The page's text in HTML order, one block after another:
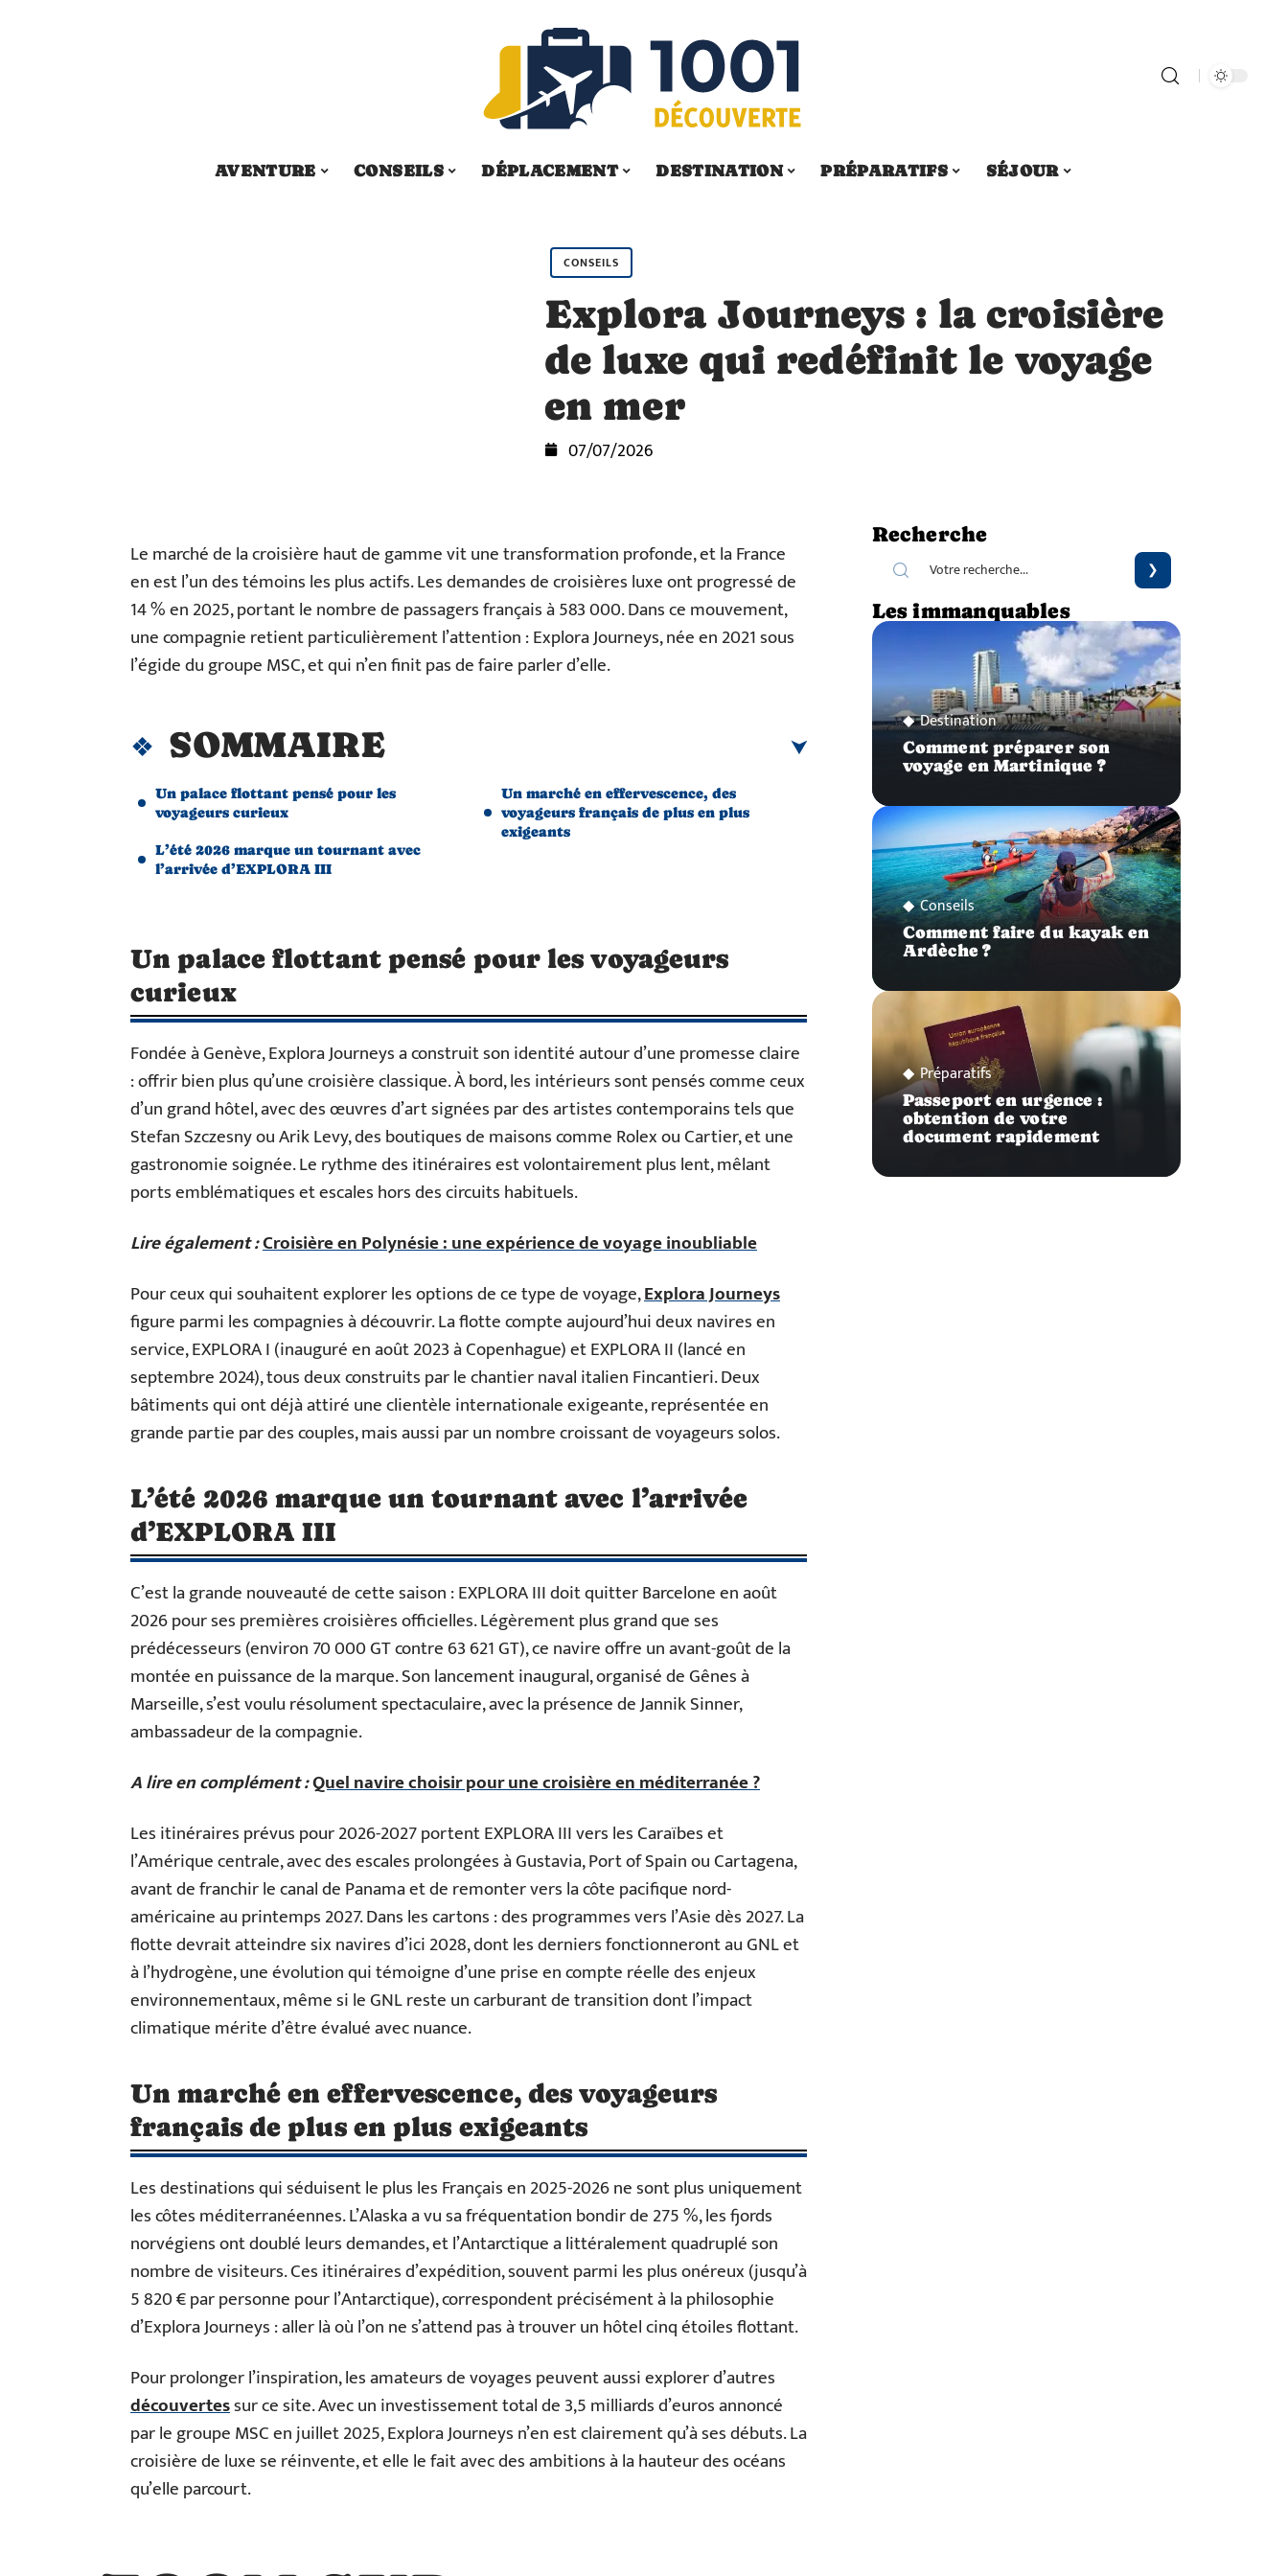
AVENTURE CONSEILS DÉPLACEMENT DESTINATION PRÉPARATIFS SÉJOUR
CONSEILS
Explora Journeys : la croisière
de luxe qui redéfinit le voyage
en mer
07/07/2026
Le marché de la croisière haut de gamme vit une transformation profonde, et la France
en est l’un des témoins les plus actifs. Les demandes de croisières luxe ont progressé de
14 % en 2025, portant le nombre de passagers français à 583 000. Dans ce mouvement,
une compagnie retient particulièrement l’attention : Explora Journeys, née en 2021 sous
l’égide du groupe MSC, et qui n’en finit pas de faire parler d’elle.
SOMMAIRE
Un palace flottant pensé pour les
voyageurs curieux
L’été 2026 marque un tournant avec
l’arrivée d’EXPLORA III
Un marché en effervescence, des
voyageurs français de plus en plus
exigeants
Un palace flottant pensé pour les voyageurs
curieux
Fondée à Genève, Explora Journeys a construit son identité autour d’une promesse claire
: offrir bien plus qu’une croisière classique. À bord, les intérieurs sont pensés comme ceux
d’un grand hôtel, avec des œuvres d’art signées par des artistes contemporains tels que
Stefan Szczesny ou Arik Levy, des boutiques de maisons comme Rolex ou Cartier, et une
gastronomie soignée. Le rythme des itinéraires est volontairement plus lent, mêlant
ports emblématiques et escales hors des circuits habituels.
Lire également :Croisière en Polynésie : une expérience de voyage inoubliable
Pour ceux qui souhaitent explorer les options de ce type de voyage,Explora Journeys
figure parmi les compagnies à découvrir. La flotte compte aujourd’hui deux navires en
service, EXPLORA I (inauguré en août 2023 à Copenhague) et EXPLORA II (lancé en
septembre 2024), tous deux construits par le chantier naval italien Fincantieri. Deux
bâtiments qui ont déjà attiré une clientèle internationale exigeante, représentée en
grande partie par des couples, mais aussi par un nombre croissant de voyageurs solos.
L’été 2026 marque un tournant avec l’arrivée
d’EXPLORA III
C’est la grande nouveauté de cette saison : EXPLORA III doit quitter Barcelone en août
2026 pour ses premières croisières officielles. Légèrement plus grand que ses
prédécesseurs (environ 70 000 GT contre 63 621 GT), ce navire offre un avant-goût de la
montée en puissance de la marque. Son lancement inaugural, organisé de Gênes à
Marseille, s’est voulu résolument spectaculaire, avec la présence de Jannik Sinner,
ambassadeur de la compagnie.
A lire en complément :Quel navire choisir pour une croisière en méditerranée ?
Les itinéraires prévus pour 2026-2027 portent EXPLORA III vers les Caraïbes et
l’Amérique centrale, avec des escales prolongées à Gustavia, Port of Spain ou Cartagena,
avant de franchir le canal de Panama et de remonter vers la côte pacifique nord-
américaine au printemps 2027. Dans les cartons : des programmes vers l’Asie dès 2027. La
flotte devrait atteindre six navires d’ici 2028, dont les derniers fonctionneront au GNL et
à l’hydrogène, une évolution qui témoigne d’une prise en compte réelle des enjeux
environnementaux, même si le GNL reste un carburant de transition dont l’impact
climatique mérite d’être évalué avec nuance.
Un marché en effervescence, des voyageurs
français de plus en plus exigeants
Les destinations qui séduisent le plus les Français en 2025-2026 ne sont plus uniquement
les côtes méditerranéennes. L’Alaska a vu sa fréquentation bondir de 275 %, les fjords
norvégiens ont doublé leurs demandes, et l’Antarctique a littéralement quadruplé son
nombre de visiteurs. Ces itinéraires d’expédition, souvent parmi les plus onéreux (jusqu’à
5 820 € par personne pour l’Antarctique), correspondent précisément à la philosophie
d’Explora Journeys : aller là où l’on ne s’attend pas à trouver un hôtel cinq étoiles flottant.
Pour prolonger l’inspiration, les amateurs de voyages peuvent aussi explorer d’autres
découvertessur ce site. Avec un investissement total de 3,5 milliards d’euros annoncé
par le groupe MSC en juillet 2025, Explora Journeys n’en est clairement qu’à ses débuts. La
croisière de luxe se réinvente, et elle le fait avec des ambitions à la hauteur des océans
qu’elle parcourt.
Recherche
Les immanquables
Destination
Comment préparer son
voyage en Martinique ?
Conseils
Comment faire du kayak en
Ardèche ?
Préparatifs
Passeport en urgence :
obtention de votre
document rapidement